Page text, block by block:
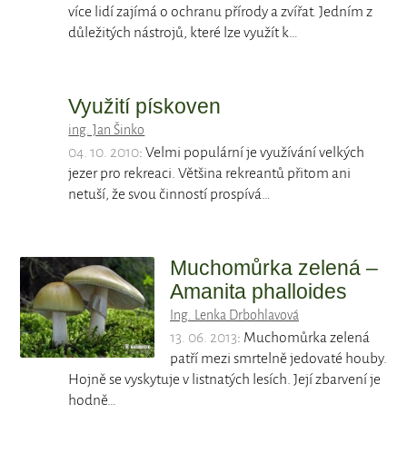
více lidí zajímá o ochranu přírody a zvířat. Jedním z
důležitých nástrojů, které lze využít k…
Využití pískoven
ing. Jan Šinko
04. 10. 2010: Velmi populární je využívání velkých
jezer pro rekreaci. Většina rekreantů přitom ani
netuší, že svou činností prospívá…
Muchomůrka zelená –
Amanita phalloides
Ing. Lenka Drbohlavová
13. 06. 2013: Muchomůrka zelená
patří mezi smrtelně jedovaté houby.
Hojně se vyskytuje v listnatých lesích. Její zbarvení je
hodně…